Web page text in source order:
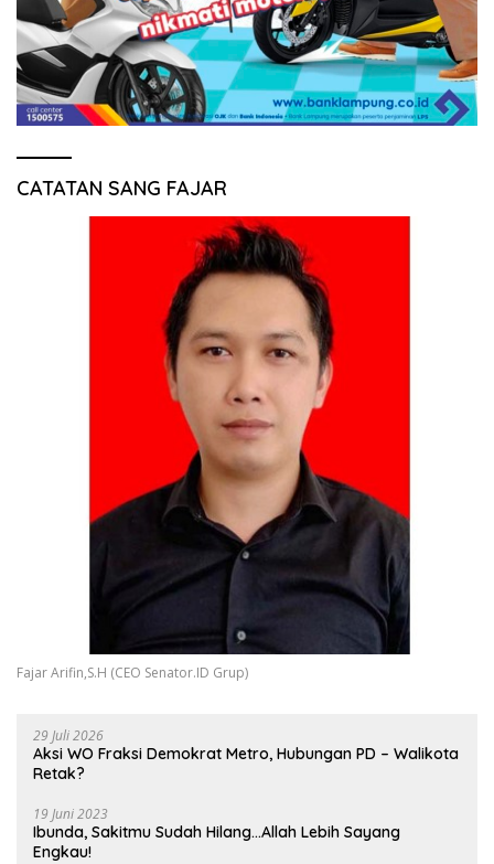
CATATAN SANG FAJAR
Fajar Arifin,S.H (CEO Senator.ID Grup)
29 Juli 2026
Aksi WO Fraksi Demokrat Metro, Hubungan PD – Walikota
Retak?
19 Juni 2023
Ibunda, Sakitmu Sudah Hilang…Allah Lebih Sayang
Engkau!